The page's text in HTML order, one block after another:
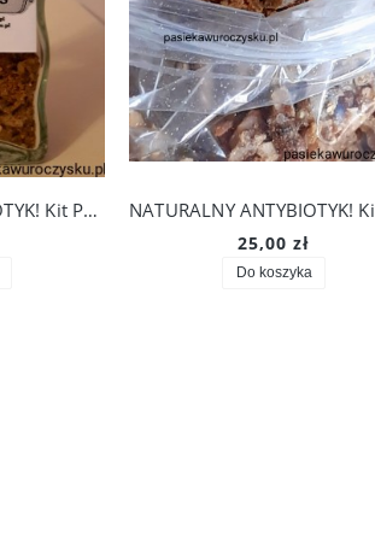
NATURALNY ANTYBIOTYK! Kit Pszczeli (Propolis) 20 g w butelce. Na nalewkę!
25,00 zł
Do koszyka